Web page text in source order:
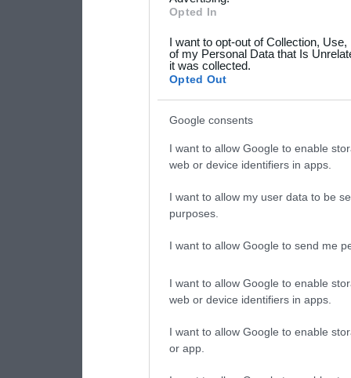
grant or deny consent to
your data for below
consent section.
Opted In
I want to opt-out of Collection,
of my Personal Data that Is
it was collected.
Opted Out
Google consents
I want to allow Google to enable
web or device identifiers in apps.
I want to allow my user data to be
purposes.
I want to allow Google to send me
I want to allow Google to enable
web or device identifiers in apps.
I want to allow Google to enable
or app.